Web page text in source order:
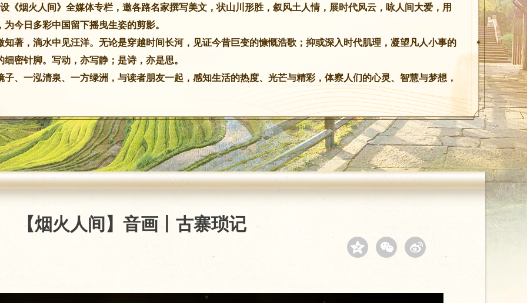
《烟火人间》全媒体专栏，邀各路名家撰写美文，状山川形胜，叙风土人情，展时代风云，咏人间大爱，用
今日多彩中国留下摇曳生姿的剪影。
著，滴水中见汪洋。无论是穿越时间长河，见证今昔巨变的慷慨浩歌；抑或深入时代肌理，凝望凡人小事的
密针脚。写动，亦写静；是诗，亦是思。
、一泓清泉、一方绿洲，与读者朋友一起，感知生活的热度、光芒与精彩，体察人们的心灵、智慧与梦想，
【烟火人间】音画丨古寨琐记